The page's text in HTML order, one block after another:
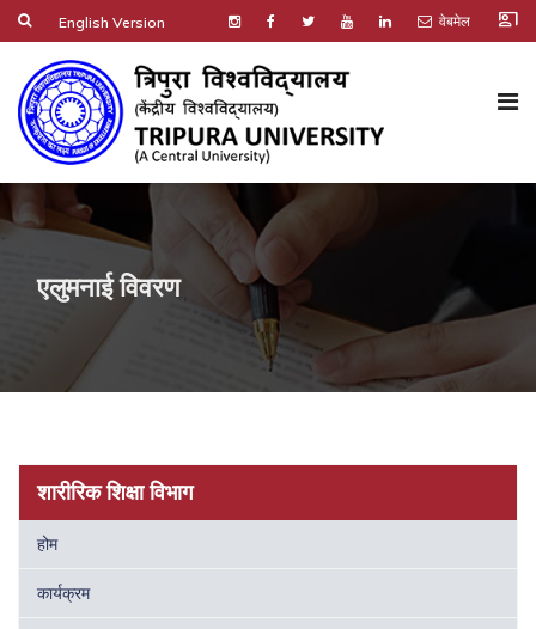
English Version वेबमेल co_present
एलुमनाई विवरण
शारीरिक शिक्षा विभाग
होम
कार्यक्रम